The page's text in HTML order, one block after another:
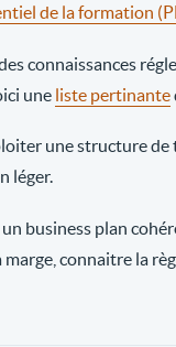
de la formation
connaissances
une liste pertinante
une structure
léger.
business plan
marge, connaitre la